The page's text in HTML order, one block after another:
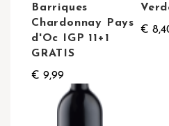
Barriques
Chardonnay Pays
d'Oc IGP 11+1
GRATIS
€ 9,99
€